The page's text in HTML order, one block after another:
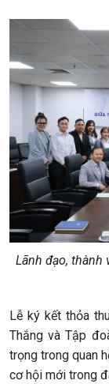
Lãnh đạo, thành
Lễ ký kết thỏa
Thắng và Tập
trọng trong quan
cơ hội mới trong